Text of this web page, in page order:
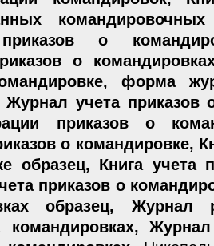
командировочных
приказов о
о
форма
Журнал учета приказов
приказов о
о командировке,
образец, Книга учета
приказов о
образец, Журнал
командировках,